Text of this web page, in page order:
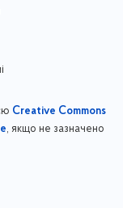
Creative Commons
, якщо не зазначено